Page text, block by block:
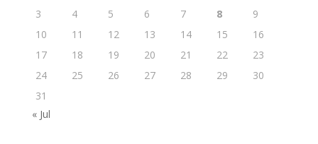
3
4 5 6 7 8
9
10
11 12 13 14 15
16
17
18 19 20 21 22
23
24
25 26 27 28 29
30
31
« Jul